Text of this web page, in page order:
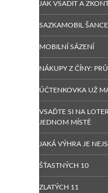
JAK VSADIT A
SAZKAMOBIL ŠANCE
MOBILNÍ SÁZENÍ
NÁKUPY Z ČÍNY:
ÚČTENKOVKA UŽ
VSAĎTE SI NA
JEDNOM MÍSTĚ
JAKÁ VÝHRA JE
ŠŤASTNÝCH 10
ZLATÝCH 11